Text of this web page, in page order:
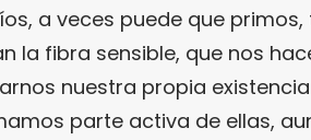
a veces puede que
la fibra sensible, que nos
nuestra propia
parte activa de ellas,